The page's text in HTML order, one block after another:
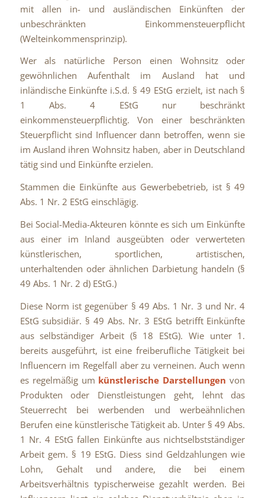
mit allen in- und ausländischen Einkünften der
unbeschränkten Einkommensteuerpflicht
(Welteinkommensprinzip).
Wer als natürliche Person einen Wohnsitz oder
gewöhnlichen Aufenthalt im Ausland hat und
inländische Einkünfte i.S.d. § 49 EStG erzielt, ist nach §
1 Abs. 4 EStG nur beschränkt
einkommensteuerpflichtig. Von einer beschränkten
Steuerpflicht sind Influencer dann betroffen, wenn sie
im Ausland ihren Wohnsitz haben, aber in Deutschland
tätig sind und Einkünfte erzielen.
Stammen die Einkünfte aus Gewerbebetrieb, ist § 49
Abs. 1 Nr. 2 EStG einschlägig.
Bei Social-Media-Akteuren könnte es sich um Einkünfte
aus einer im Inland ausgeübten oder verwerteten
künstlerischen, sportlichen, artistischen,
unterhaltenden oder ähnlichen Darbietung handeln (§
49 Abs. 1 Nr. 2 d) EStG.)
Diese Norm ist gegenüber § 49 Abs. 1 Nr. 3 und Nr. 4
EStG subsidiär. § 49 Abs. Nr. 3 EStG betrifft Einkünfte
aus selbständiger Arbeit (§ 18 EStG). Wie unter 1.
bereits ausgeführt, ist eine freiberufliche Tätigkeit bei
Influencern im Regelfall aber zu verneinen. Auch wenn
es regelmäßig um künstlerische Darstellungen von
Produkten oder Dienstleistungen geht, lehnt das
Steuerrecht bei werbenden und werbeähnlichen
Berufen eine künstlerische Tätigkeit ab. Unter § 49 Abs.
1 Nr. 4 EStG fallen Einkünfte aus nichtselbstständiger
Arbeit gem. § 19 EStG. Diess sind Geldzahlungen wie
Lohn, Gehalt und andere, die bei einem
Arbeitsverhältnis typischerweise gezahlt werden. Bei